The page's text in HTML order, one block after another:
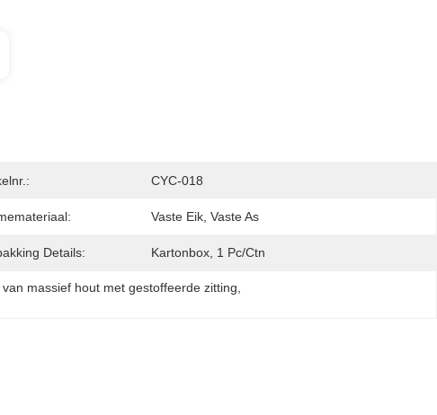
CYC-018
Vaste Eik, Vaste As
Details: Kartonbox, 1 Pc/ctn
massief hout met gestoffeerde zitting